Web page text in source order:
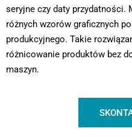
seryjne czy daty przydatności.
różnych wzorów graficznych
produkcyjnego. Takie
różnicowanie produktów bez
maszyn.